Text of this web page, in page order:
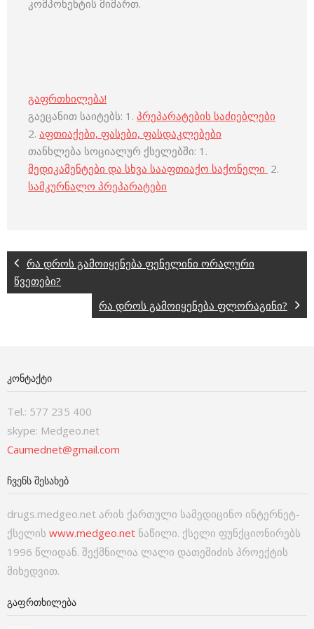
კომპონენტის მიმართ.
გაფრთხილება!
გაეცანით საიტებს: 1. პრეპარატების საძიებლები
2. აფთიაქები, ფასები, ფასდაკლებები
თანხლება სოციალურ ქსელებში: 1.
მედიკამენტები და სხვა სააფთიაქო საქონელი 2.
სამკურნალო პრეპარატები
რა დროს გამოიყენება ფენელინი ორალური
წვეთები?
რა დროს გამოიყენება ფლორაგინი?
ᲙᲝᲜᲢᲐᲥᲢᲘ
Tel.: 577 235 400
skype: Medgeo.net
Caumednet@gmail.com
ᲩᲕᲔᲜᲡ ᲨᲔᲡᲐᲮᲔᲑ
drugs.medgeo.net არის ქართული სამედიცინო ინტერნეტ-
ქსელის www.medgeo.net ნაწილი. ქსელი ფუნქციონირებს
1996 წლიდან. შექმნილია ლალი დათეშიძის პროექტის
მიხედვით.
ᲒᲐᲤᲠᲗᲮᲘᲚᲔᲑᲐ